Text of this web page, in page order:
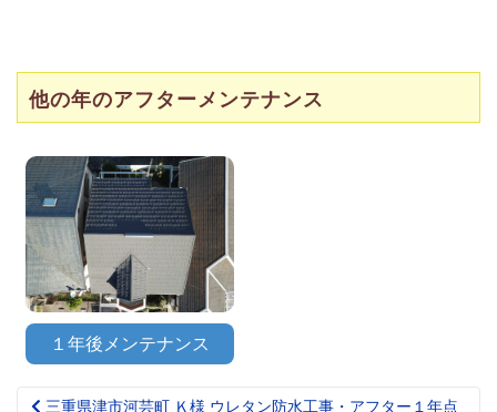
他の年のアフターメンテナンス
１年後メンテナンス
三重県津市河芸町 Ｋ様 ウレタン防水工事・アフター１年点